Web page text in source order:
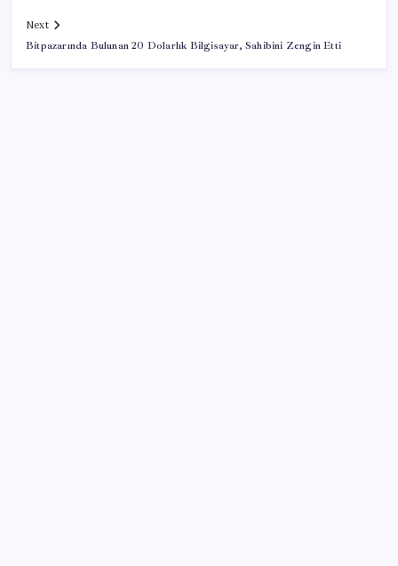
Next
Bitpazarında Bulunan 20 Dolarlık Bilgisayar, Sahibini Zengin Etti